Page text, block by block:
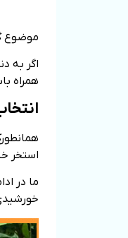
موضوع
اگر به
همراه
استخر
ما در